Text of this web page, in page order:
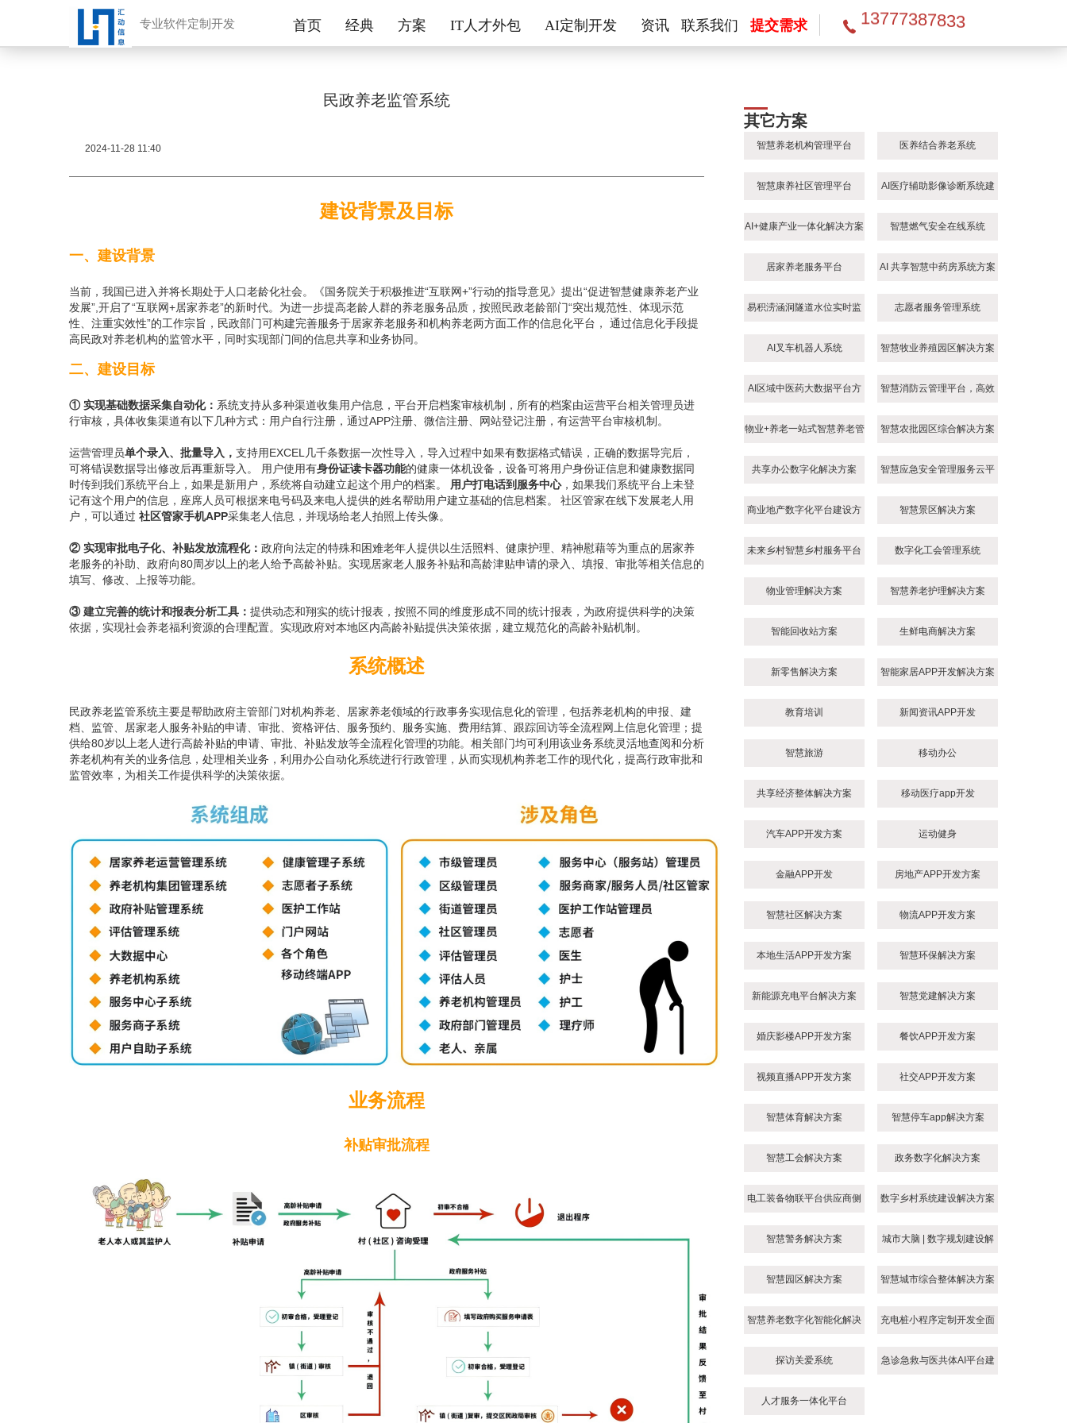
专业软件定制开发 137 7 7 387833
首页 经典 方案 IT人才外包 AI定制开发 资讯 联系我们 提交需求
民政养老监管系统
2024-11-28 11:40
建设背景及目标
一、建设背景
当前，我国已进入并将长期处于人口老龄化社会。《国务院关于积极推进“互联网+”行动的指导意见》提出“促进智慧健康养老产业
发展”,开启了“互联网+居家养老”的新时代。为进一步提高老龄人群的养老服务品质，按照民政老龄部门“突出规范性、体现示范
性、注重实效性”的工作宗旨，民政部门可构建完善服务于居家养老服务和机构养老两方面工作的信息化平台， 通过信息化手段提
高民政对养老机构的监管水平，同时实现部门间的信息共享和业务协同。
二、建设目标
① 实现基础数据采集自动化： 系统支持从多种渠道收集用户信息，平台开启档案审核机制，所有的档案由运营平台相关管理员进
行审核，具体收集渠道有以下几种方式：用户自行注册，通过APP注册、微信注册、网站登记注册，有运营平台审核机制。
运营管理员单个录入、批量导入， 支持用EXCEL几千条数据一次性导入，导入过程中如果有数据格式错误，正确的数据导完后，
可将错误数据导出修改后再重新导入。 用户使用有身份证读卡器功能的健康一体机设备，设备可将用户身份证信息和健康数据同
时传到我们系统平台上，如果是新用户，系统将自动建立起这个用户的档案。
用户打电话到服务中心，如果我们系统平台上未登
记有这个用户的信息，座席人员可根据来电号码及来电人提供的姓名帮助用户建立基础的信息档案。
社区管家在线下发展老人用
户，可以通过 社区管家手机APP采集老人信息，并现场给老人拍照上传头像。
② 实现审批电子化、补贴发放流程化： 政府向法定的特殊和困难老年人提供以生活照料、健康护理、精神慰藉等为重点的居家养
老服务的补助、政府向80周岁以上的老人给予高龄补贴。实现居家老人服务补贴和高龄津贴申请的录入、填报、审批等相关信息的
填写、修改、上报等功能。
③ 建立完善的统计和报表分析工具： 提供动态和翔实的统计报表，按照不同的维度形成不同的统计报表，为政府提供科学的决策
依据，实现社会养老福利资源的合理配置。实现政府对本地区内高龄补贴提供决策依据，建立规范化的高龄补贴机制。
系统概述
民政养老监管系统主要是帮助政府主管部门对机构养老、居家养老领域的行政事务实现信息化的管理，包括养老机构的申报、建
档、监管、居家老人服务补贴的申请、审批、资格评估、服务预约、服务实施、费用结算、跟踪回访等全流程网上信息化管理；提
供给80岁以上老人进行高龄补贴的申请、审批、补贴发放等全流程化管理的功能。相关部门均可利用该业务系统灵活地查阅和分析
养老机构有关的业务信息，处理相关业务，利用办公自动化系统进行行政管理，从而实现机构养老工作的现代化，提高行政审批和
监管效率，为相关工作提供科学的决策依据。
业务流程
补贴审批流程
其它方案
智慧养老机构管理平台 医养结合养老系统
智慧康养社区管理平台 AI医疗辅助影像诊断系统建
AI+健康产业一体化解决方案
智慧燃气安全在线系统
居家养老服务平台 AI 共享智慧中药房系统方案
易积涝涵洞隧道水位实时监 志愿者服务管理系统
AI叉车机器人系统 智慧牧业养殖园区解决方案
AI区域中医药大数据平台方 智慧消防云管理平台，高效
物业+养老一站式智慧养老管
智慧农批园区综合解决方案
共享办公数字化解决方案 智慧应急安全管理服务云平
商业地产数字化平台建设方
智慧景区解决方案
未来乡村智慧乡村服务平台 数字化工会管理系统
物业管理解决方案 智慧养老护理解决方案
智能回收站方案 生鲜电商解决方案
新零售解决方案 智能家居APP开发解决方案
教育培训 新闻资讯APP开发
智慧旅游 移动办公
共享经济整体解决方案 移动医疗app开发
汽车APP开发方案 运动健身
金融APP开发 房地产APP开发方案
智慧社区解决方案 物流APP开发方案
本地生活APP开发方案 智慧环保解决方案
新能源充电平台解决方案 智慧党建解决方案
婚庆影楼APP开发方案 餐饮APP开发方案
视频直播APP开发方案 社交APP开发方案
智慧体育解决方案 智慧停车app解决方案
智慧工会解决方案 政务数字化解决方案
电工装备物联平台供应商侧 数字乡村系统建设解决方案
智慧警务解决方案 城市大脑 | 数字规划建设解
智慧园区解决方案
智慧城市综合整体解决方案
智慧养老数字化智能化解决 充电桩小程序定制开发全面
探访关爱系统
急诊急救与医共体AI平台建
人才服务一体化平台